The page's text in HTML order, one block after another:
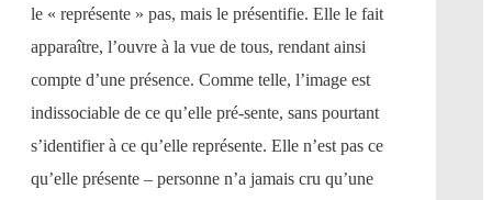
le « représente » pas, mais le présentifie. Elle le fait
apparaître, l’ouvre à la vue de tous, rendant ainsi
compte d’une présence. Comme telle, l’image est
indissociable de ce qu’elle pré-sente, sans pourtant
s’identifier à ce qu’elle représente. Elle n’est pas ce
qu’elle présente – personne n’a jamais cru qu’une